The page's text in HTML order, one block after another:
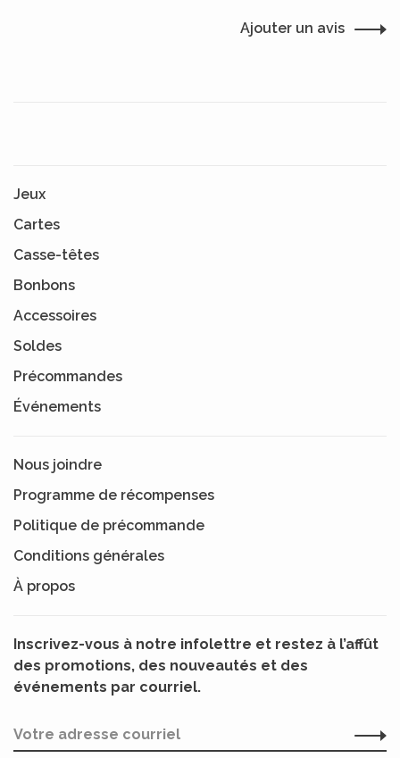
Ajouter un avis
Jeux
Cartes
Casse-têtes
Bonbons
Accessoires
Soldes
Précommandes
Événements
Nous joindre
Programme de récompenses
Politique de précommande
Conditions générales
À propos
Inscrivez-vous à notre infolettre et restez à l’affût
des promotions, des nouveautés et des
événements par courriel.